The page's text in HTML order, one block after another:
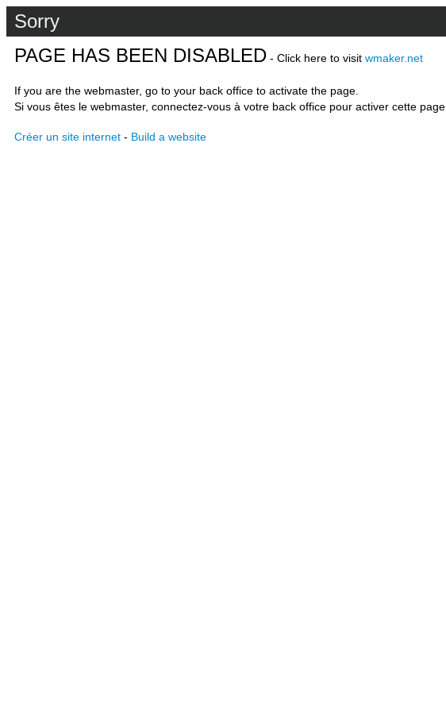
Sorry
PAGE HAS BEEN DISABLED - Click here to visit wmaker.net
If you are the webmaster, go to your back office to activate the page.
Si vous êtes le webmaster, connectez-vous à votre back office pour activer cette page.
Créer un site internet - Build a website